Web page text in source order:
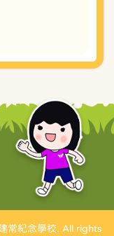
常紀念學校. All rights